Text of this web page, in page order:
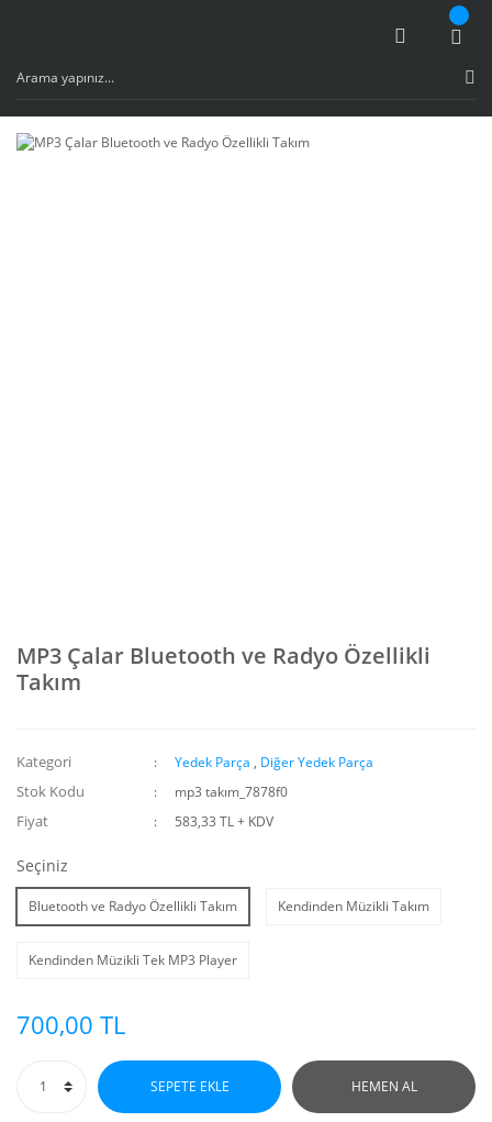
MP3 Çalar Bluetooth ve Radyo Özellikli
Takım
Kategori Yedek Parça , Diğer Yedek Parça
Stok Kodu mp3 takım_7878f0
Fiyat 583,33 TL + KDV
Seçiniz
Bluetooth ve Radyo Özellikli Takım Kendinden Müzikli Takım
Kendinden Müzikli Tek MP3 Player
700,00 TL
SEPETE EKLE HEMEN AL